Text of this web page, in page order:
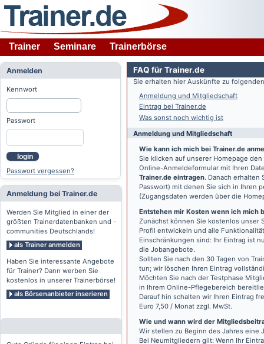
Trainer Seminare Trainerbörse
Anmelden
Kennwort
Passwort
login
Passwort vergessen?
Anmeldung bei Trainer.de
Werden Sie Mitglied in einer der
größten Trainerdatenbanken und -
communities Deutschlands!
als Trainer anmelden
Haben Sie interessante Angebote
für Trainer? Dann werben Sie
kostenlos in unserer Trainerbörse!
als Börsenanbieter inserieren
FAQ für Trainer.de
Sie erhalten hier Auskünfte zu
Anmeldung und Mitgliedschaft
Eintrag bei Trainer.de
Was sonst noch wichtig ist
Anmeldung und Mitgliedschaft
Wie kann ich mich bei Trainer.de
Sie klicken auf unserer Homepage
Online-Anmeldeformular mit Ihren
Trainer.de eintragen. Danach erhalten
Passwort) mit denen Sie sich in Ihren
(Zugangsdaten werden über die
Entstehen mir Kosten wenn ich mich
Zunächst können Sie kostenlos unser
Profil entwickeln und alle
Einschränkungen sind: Ihr Eintrag ist
die Jobangebote.
Sollten Sie nach den 30 Tagen von
tun; wir löschen Ihren Eintrag
Möchten Sie nach der Testphase
in Ihrem Online-Pflegebereich
Darauf hin schalten wir Ihren Eintrag
Euro 7,50 / Monat zzgl. MwSt.
Wie und wann wird der
Wir stellen zu Beginn des Jahres eine
Bei Neumitgliedern gilt: Wenn Ihr